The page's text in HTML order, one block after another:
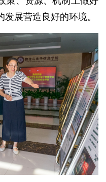
展营造良好的环境。